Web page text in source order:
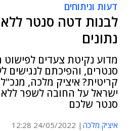
דעות וניתוחים
לבנות דטה סנטר ללא
נתונים
מדוע נקיטת צעדים
סנטרים, והפיכתם לנגישים
קריטית? איציק מלכה, מנכ"ל
ישראל על החובה לשפר
סנטר שלכם
איציק מלכה 24/05/2022 12:28